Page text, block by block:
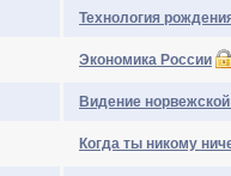
Технология
Экономика России
Видение
Когда ты никому